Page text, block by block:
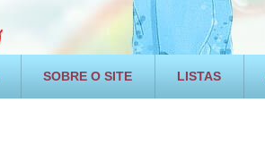
SOBRE O SITE LISTAS